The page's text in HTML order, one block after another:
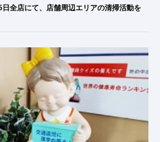
日全店にて、店舗周辺エリアの清掃活動を